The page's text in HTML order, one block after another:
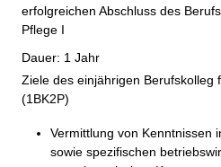
erfolgreichen Abschluss des
Pflege I
Dauer: 1 Jahr
Ziele des einjährigen Berufskolleg
(1BK2P)
Vermittlung von Kenntnissen
sowie spezifischen